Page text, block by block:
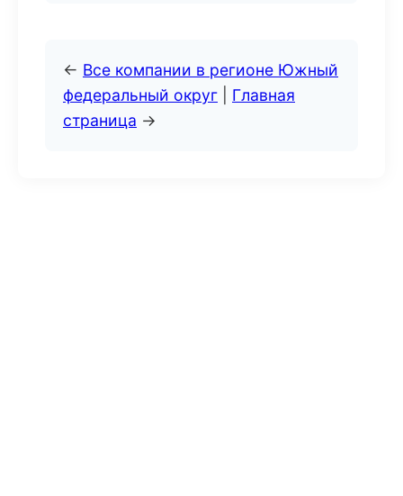
← Все компании в регионе Южный
федеральный округ
Главная
страница →